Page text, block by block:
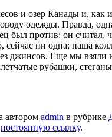
и озер Канады и, как
одежды. Правда,
против: он считал,
сейчас ни одна; наша
джинсов. Еще мы взяли
рубашки,
автором admin в рубрике
постоянную ссылку.